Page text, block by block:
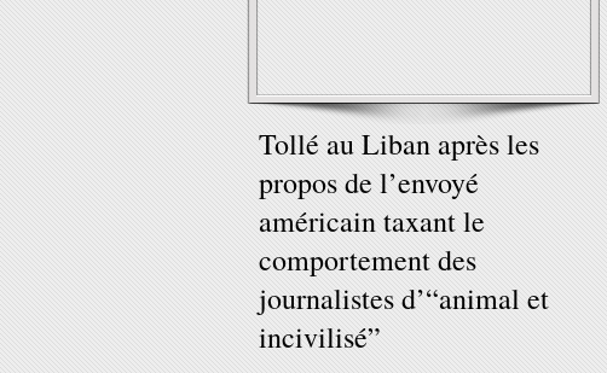
Tollé au Liban après les
propos de l’envoyé
américain taxant le
comportement des
journalistes d’“animal et
incivilisé”